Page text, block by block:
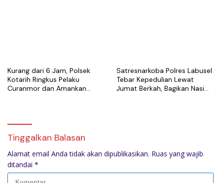
Kurang dari 6 Jam, Polsek
Kotarih Ringkus Pelaku
Curanmor dan Amankan
Satresnarkoba Polres Labusel
Tebar Kepedulian Lewat
Jumat Berkah, Bagikan Nasi
Tinggalkan Balasan
Alamat email Anda tidak akan dipublikasikan. Ruas yang wajib
ditandai *